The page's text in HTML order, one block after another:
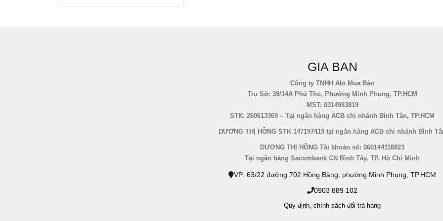
GIA BAN
Công ty TNHH Alo Mua Bán
Trụ Sở: 39/14A Phú Thọ, Phường Minh Phụng, TP.HCM
MST: 0314983819
STK: 260613369 – Tại ngân hàng ACB chi nhánh Bình Tân, TP.HCM
DƯƠNG THỊ HỒNG STK 147197419 tại ngân hàng ACB chi nhánh Bình
DƯƠNG THỊ HỒNG Tài khoản số: 060144118823
Tại ngân hàng Sacombank CN Bình Tây, TP. Hồ Chí Minh
VP: 63/22 đường 702 Hồng Bàng, phường Minh Phụng, TP.HCM
0903 889 102
Quy định, chính sách đổi trả hàng